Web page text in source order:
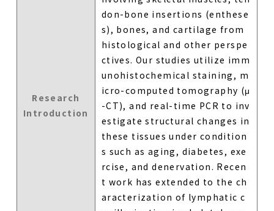
Research
Introduction
don-bone insertions (enthese
s), bones, and cartilage from
histological and other perspe
ctives. Our studies utilize imm
unohistochemical staining, m
icro-computed tomography (μ
-CT), and real-time PCR to inv
estigate structural changes in
these tissues under condition
s such as aging, diabetes, exe
rcise, and denervation. Recen
t work has extended to the ch
aracterization of lymphatic c